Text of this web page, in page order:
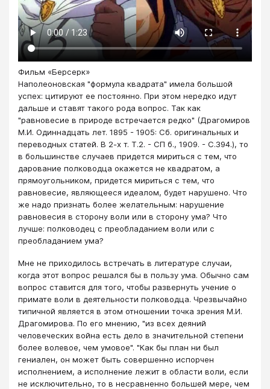
Фильм «Берсерк»
Наполеоновская "формула квадрата" имела большой
успех: цитируют ее постоянно. При этом нередко идут
дальше и ставят такого рода вопрос. Так как
"равновесие в природе встречается редко" (Драгомиров
М.И. Одиннадцать лет. 1895 - 1905: Сб. оригинальных и
переводных статей. В 2-х т. Т.2. - СП б., 1909. - С.394.), то
в большинстве случаев придется мириться с тем, что
дарование полководца окажется не квадратом, а
прямоугольником, придется мириться с тем, что
равновесие, являющееся идеалом, будет нарушено. Что
же надо признать более желательным: нарушение
равновесия в сторону воли или в сторону ума? Что
лучше: полководец с преобладанием воли или с
преобладанием ума?
Мне не приходилось встречать в литературе случаи,
когда этот вопрос решался бы в пользу ума. Обычно сам
вопрос ставится для того, чтобы развернуть учение о
примате воли в деятельности полководца. Чрезвычайно
типичной является в этом отношении точка зрения М.И.
Драгомирова. По его мнению, "из всех деяний
человеческих война есть дело в значительной степени
более волевое, чем умовое". "Как бы план ни был
гениален, он может быть совершенно испорчен
исполнением, а исполнение лежит в области воли, если
не исключительно, то в несравненно большей мере, чем